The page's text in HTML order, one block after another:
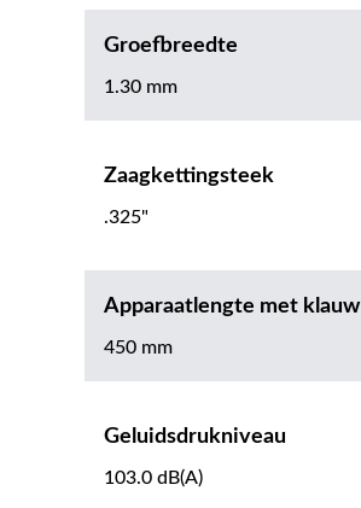
Groefbreedte
1.30 mm
Zaagkettingsteek
.325"
Apparaatlengte met klauw
450 mm
Geluidsdrukniveau
103.0 dB(A)